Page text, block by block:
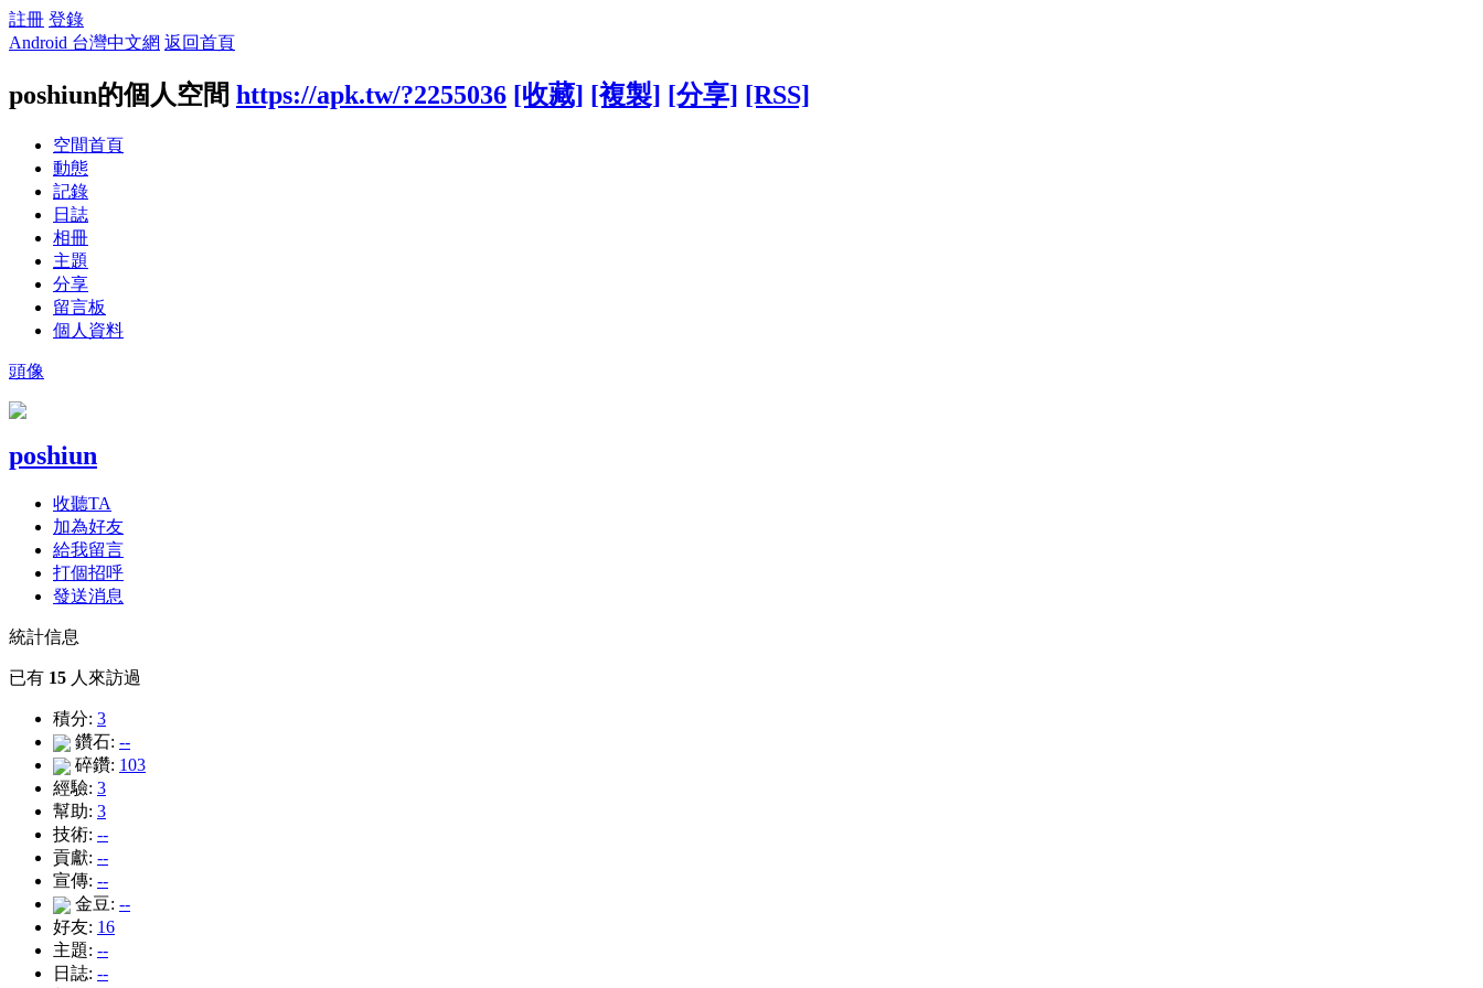
註冊 登錄
Android 台灣中文網 返回首頁
poshiun的個人空間 https://apk.tw/?2255036 [收藏] [複製] [分享] [RSS]
空間首頁
動態
記錄
日誌
相冊
主題
分享
留言板
個人資料
頭像
poshiun
收聽TA
加為好友
給我留言
打個招呼
發送消息
統計信息
已有 15 人來訪過
積分: 3
鑽石: --
碎鑽: 103
經驗: 3
幫助: 3
技術: --
貢獻: --
宣傳: --
金豆: --
好友: 16
主題: --
日誌: --